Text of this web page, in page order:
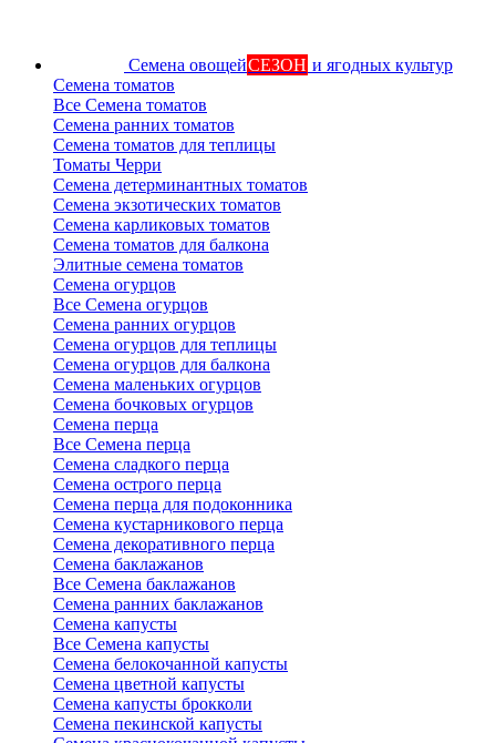
Семена овощейСЕЗОН и ягодных культур
Семена томатов
Все Семена томатов
Семена ранних томатов
Семена томатов для теплицы
Томаты Черри
Семена детерминантных томатов
Семена экзотических томатов
Семена карликовых томатов
Семена томатов для балкона
Элитные семена томатов
Семена огурцов
Все Семена огурцов
Семена ранних огурцов
Семена огурцов для теплицы
Семена огурцов для балкона
Семена маленьких огурцов
Семена бочковых огурцов
Семена перца
Все Семена перца
Семена сладкого перца
Семена острого перца
Семена перца для подоконника
Семена кустарникового перца
Семена декоративного перца
Семена баклажанов
Все Семена баклажанов
Семена ранних баклажанов
Семена капусты
Все Семена капусты
Семена белокочанной капусты
Семена цветной капусты
Семена капусты брокколи
Семена пекинской капусты